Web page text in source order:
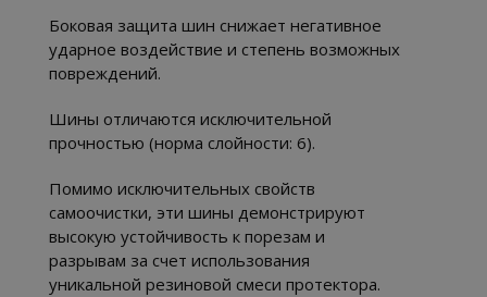
Боковая защита шин снижает негативное
ударное воздействие и степень возможных
повреждений.
Шины отличаются исключительной
прочностью (норма слойности: 6).
Помимо исключительных свойств
самоочистки, эти шины демонстрируют
высокую устойчивость к порезам и
разрывам за счет использования
уникальной резиновой смеси протектора.